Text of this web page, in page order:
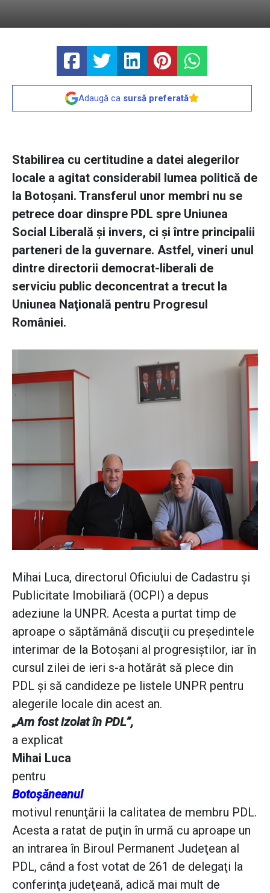
Adaugă ca sursă preferată
Stabilirea cu certitudine a datei alegerilor
locale a agitat considerabil lumea politică de
la Botoşani. Transferul unor membri nu se
petrece doar dinspre PDL spre Uniunea
Social Liberală şi invers, ci şi între principalii
parteneri de la guvernare. Astfel, vineri unul
dintre directorii democrat-liberali de
serviciu public deconcentrat a trecut la
Uniunea Naţională pentru Progresul
României.
Mihai Luca, directorul Oficiului de Cadastru şi
Publicitate Imobiliară (OCPI) a depus
adeziune la UNPR. Acesta a purtat timp de
aproape o săptămână discuţii cu preşedintele
interimar de la Botoşani al progresiştilor, iar în
cursul zilei de ieri s-a hotărât să plece din
PDL şi să candideze pe listele UNPR pentru
alegerile locale din acest an.
„Am fost izolat în PDL”,
a explicat
Mihai Luca
pentru
Botoşăneanul
motivul renunţării la calitatea de membru PDL.
Acesta a ratat de puţin în urmă cu aproape un
an intrarea în Biroul Permanent Judeţean al
PDL, când a fost votat de 261 de delegaţi la
conferinţa judeţeană, adică mai mult de